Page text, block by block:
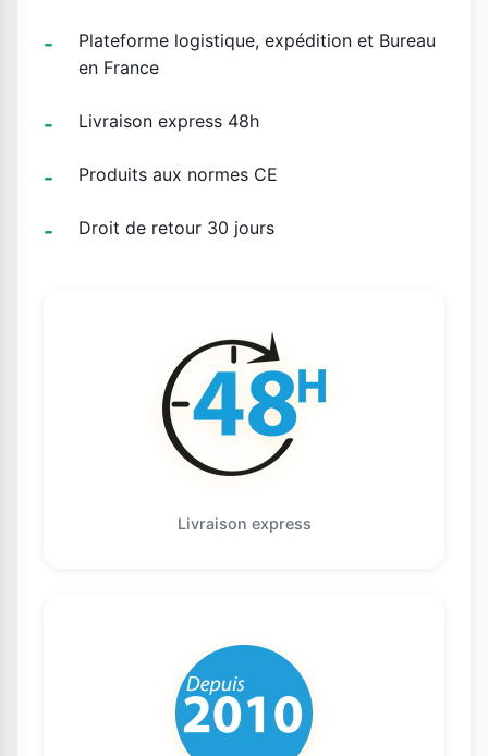
Plateforme logistique, expédition et Bureau
en France
Livraison express 48h
Produits aux normes CE
Droit de retour 30 jours
Livraison express